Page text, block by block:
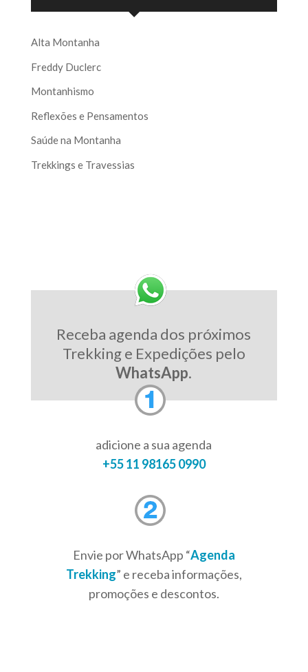
Alta Montanha
Freddy Duclerc
Montanhismo
Reflexões e Pensamentos
Saúde na Montanha
Trekkings e Travessias
Receba agenda dos próximos
Trekking e Expedições pelo
WhatsApp.
adicione a sua agenda
+55 11 98165 0990
Envie por WhatsApp “Agenda
Trekking” e receba informações,
promoções e descontos.